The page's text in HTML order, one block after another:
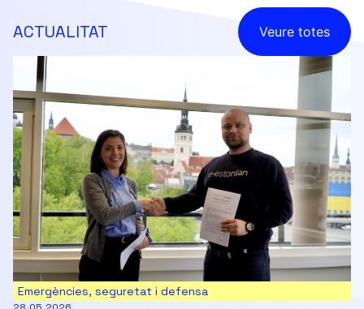
ACTUALITAT Veure totes
Emergències, seguretat i defensa